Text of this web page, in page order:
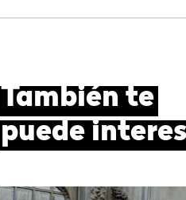
También te
puede